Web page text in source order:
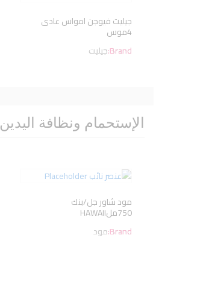
جيليت فيوجن امواس عادى
4موس
Brand:جيليت
الإستحمام ونظافة اليدين
مود شاور جل/بنك
750ملHAWAII
Brand:مود